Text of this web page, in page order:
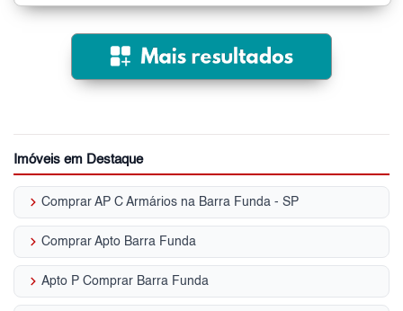
Imóveis em Destaque
keyboard_arrow_right Comprar AP C Armários na Barra Funda - SP
keyboard_arrow_right Comprar Apto Barra Funda
keyboard_arrow_right Apto P Comprar Barra Funda